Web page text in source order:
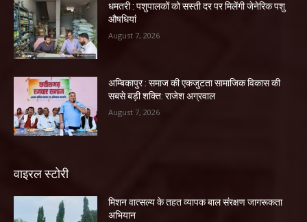
धमतरी : पशुपालकों को सस्ती दर पर मिलेंगी जेनेरिक पशु
औषधियां
August 7, 2026
अम्बिकापुर : समाज की एकजुटता सामाजिक विकास की
सबसे बड़ी शक्ति: राजेश अग्रवाल
August 7, 2026
वाइरल स्टोरी
मिशन वात्सल्य के तहत व्यापक बाल संरक्षण जागरूकता
अभियान